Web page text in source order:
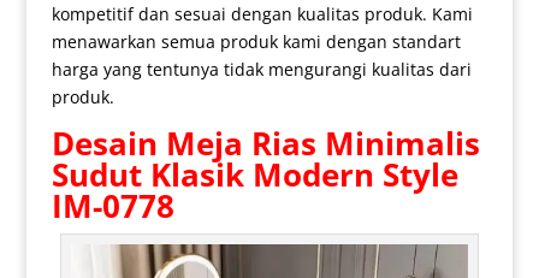
kompetitif dan sesuai dengan kualitas produk. Kami
menawarkan semua produk kami dengan standart
harga yang tentunya tidak mengurangi kualitas dari
produk.
Desain Meja Rias Minimalis
Sudut Klasik Modern Style
IM-0778